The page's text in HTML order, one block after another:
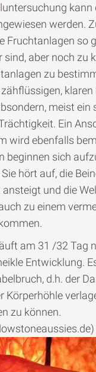
kann
werden.
Fruchtanlagen so
sind, aber noch zu
zu
meist ein
Ein
wird ebenfalls
beginnen sich
hört auf, die
und die
zu einem
am 31 /32 Tag
Entwicklung.
d.h. der
Körperhöhle
zu können.